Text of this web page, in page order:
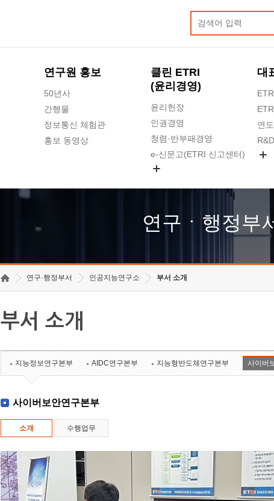
연구원 홍보
50년사
간행물
정보통신 체험관
홍보 동영상
클린 ETRI
(윤리경영)
윤리헌장
인권경영
청렴·반부패경영
e-신문고(ETRI 신고센터)
고객의소리
수의계약 현황
대
연
연구ㆍ행정부
연구·행정부서 인공지능연구소 부서 소개
부서 소개
지능정보연구본부 AIDC연구본부 지능형반도체연구본부 사이버
사이버보안연구본부
소개 수행업무